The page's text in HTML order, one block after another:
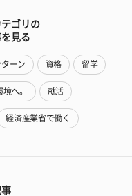
テゴリの
見る
ターン 資格 留学
へ。 就活
経済産業省で働く